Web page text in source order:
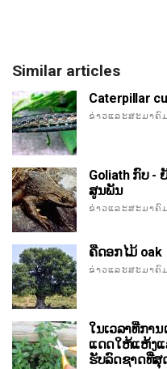
Similar articles
Caterpillar
ຂ່າວແລະສະມາຄົມ
Goliath ກົບ -
ສູນພັນ
ຂ່າວແລະສະມາຄົມ
ຄືດອກໄມ້ oak
ຂ່າວແລະສະມາຄົມ
ໃນເວລາທີ່ກາ
ແດດໃຫ້ແຫ້ງແ
ຮັບລົດຊາດທີ່ສຸ